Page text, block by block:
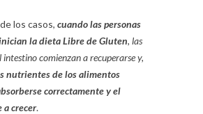
los casos, cuando las personas
la dieta Libre de Gluten, las
intestino comienzan a recuperarse y,
nutrientes de los alimentos
correctamente y el
a crecer.